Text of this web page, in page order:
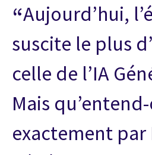
Aujourd’hui,
suscite le plus
celle de l’IA
Mais
exactement par